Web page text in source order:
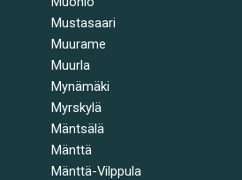
Mustasaari
Muurame
Muurla
Mynämäki
Myrskylä
Mäntsälä
Mänttä
Mänttä-Vilppula